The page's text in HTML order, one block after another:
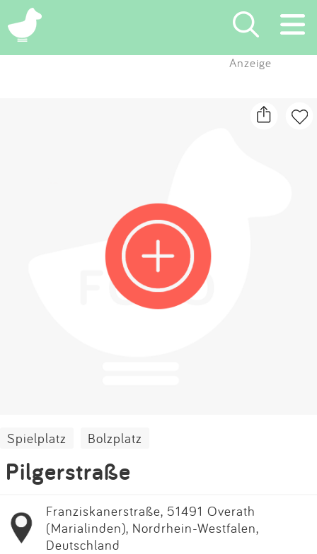
×
Blog
Partner
Kontakt
Impressum
Anzeige
Spielplatz Bolzplatz
Pilgerstraße
Franziskanerstraße, 51491 Overath
(Marialinden), Nordrhein-Westfalen,
Deutschland